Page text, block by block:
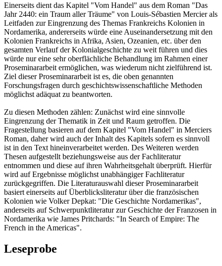
Einerseits dient das Kapitel "Vom Handel" aus dem Roman "Das
Jahr 2440: ein Traum aller Träume" von Louis-Sébastien Mercier als
Leitfaden zur Eingrenzung des Themas Frankreichs Kolonien in
Nordamerika, andererseits würde eine Auseinandersetzung mit den
Kolonien Frankreichs in Afrika, Asien, Ozeanien, etc. über den
gesamten Verlauf der Kolonialgeschichte zu weit führen und dies
würde nur eine sehr oberflächliche Behandlung im Rahmen einer
Proseminararbeit ermöglichen, was wiederum nicht zielführend ist.
Ziel dieser Proseminararbeit ist es, die oben genannten
Forschungsfragen durch geschichtswissenschaftliche Methoden
möglichst adäquat zu beantworten.
Zu diesen Methoden zählen: Zunächst wird eine sinnvolle
Eingrenzung der Thematik in Zeit und Raum getroffen. Die
Fragestellung basieren auf dem Kapitel "Vom Handel" in Merciers
Roman, daher wird auch der Inhalt des Kapitels sofern es sinnvoll
ist in den Text hineinverarbeitet werden. Des Weiteren werden
Thesen aufgestellt beziehungsweise aus der Fachliteratur
entnommen und diese auf ihren Wahrheitsgehalt überprüft. Hierfür
wird auf Ergebnisse möglichst unabhängiger Fachliteratur
zurückgegriffen. Die Literaturauswahl dieser Proseminararbeit
basiert einerseits auf Überblicksliteratur über die französischen
Kolonien wie Volker Depkat: "Die Geschichte Nordamerikas",
anderseits auf Schwerpunktliteratur zur Geschichte der Franzosen in
Nordamerika wie James Pritchards: "In Search of Empire: The
French in the Americas".
Leseprobe